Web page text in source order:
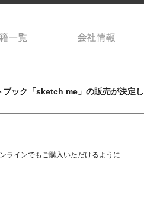
ブック「sketch me」の販売が決定し
ラインでもご購入いただけるように